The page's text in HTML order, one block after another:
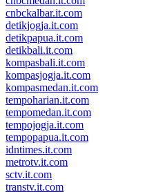
cnbckalbar.it.com
detikjogja.it.com
detikpapua.it.com
detikbali.it.com
kompasbali.it.com
kompasjogja.it.com
kompasmedan.it.com
tempoharian.it.com
tempomedan.it.com
tempojogja.it.com
tempopapua.it.com
idntimes.it.com
metrotv.it.com
sctv.it.com
transtv.it.com